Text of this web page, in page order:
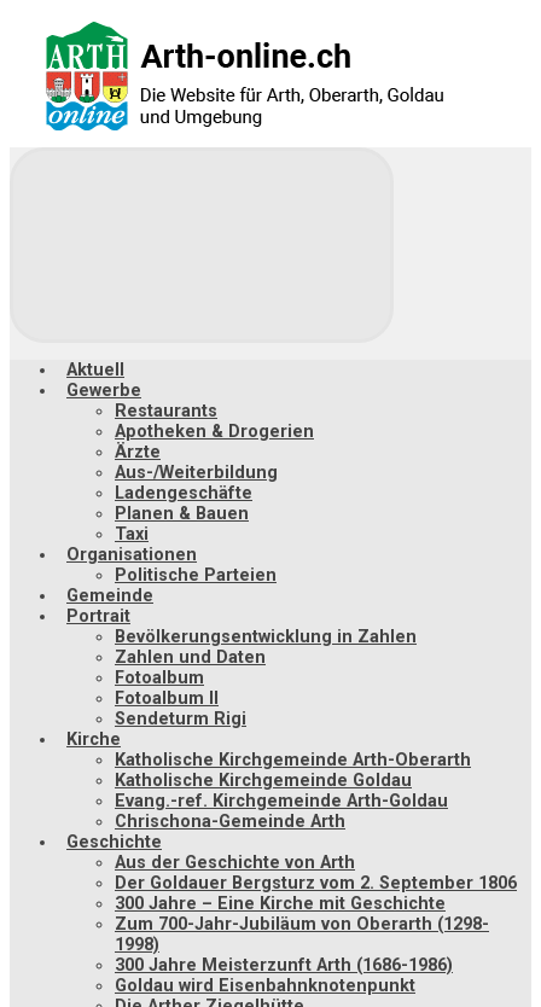
Hauptinhalt
springen
Aktuell
Gewerbe
Restaurants
Apotheken & Drogerien
Ärzte
Aus-/Weiterbildung
Ladengeschäfte
Planen & Bauen
Taxi
Organisationen
Politische Parteien
Gemeinde
Portrait
Bevölkerungsentwicklung in Zahlen
Zahlen und Daten
Fotoalbum
Fotoalbum II
Sendeturm Rigi
Kirche
Katholische Kirchgemeinde Arth-Oberarth
Katholische Kirchgemeinde Goldau
Evang.-ref. Kirchgemeinde Arth-Goldau
Chrischona-Gemeinde Arth
Geschichte
Aus der Geschichte von Arth
Der Goldauer Bergsturz vom 2. September 1806
300 Jahre – Eine Kirche mit Geschichte
Zum 700-Jahr-Jubiläum von Oberarth (1298-
1998)
300 Jahre Meisterzunft Arth (1686-1986)
Goldau wird Eisenbahnknotenpunkt